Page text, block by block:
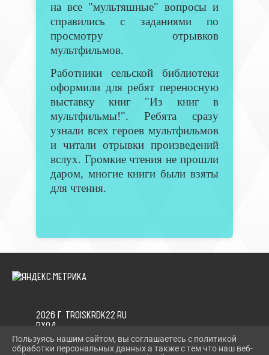
на все "мультяшные" вопросы и
справились с заданиями по
просмотру отрывков
мультфильмов.
Работники сельской библиотеки
оформили для ребят переносную
выставку книг "Из книг в
мультфильмы!". Ребята сразу
узнали всех героев мультфильмов
и читали отрывки произведений
вслух. Громкие чтения не прошли
даром, многие книги были взяты
для чтения.
2026 Г. TROISKRDK22.RU
ВХОД
КАРТА САЙТА
ПОЛИТИКА ОБРАБОТКИ ПЕРСОНАЛЬНЫХ ДАННЫХ
Пользуясь нашим сайтом, вы соглашаетесь с политикой
обработки персональных данных а также с тем что наш веб-